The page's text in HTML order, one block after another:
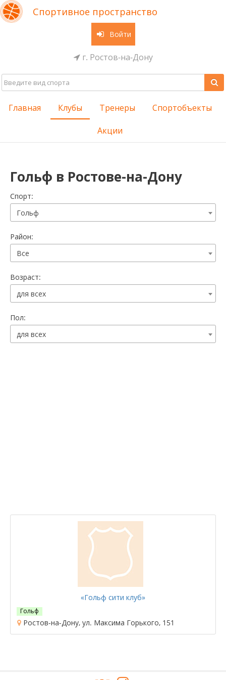
Спортивное пространство
Войти
г. Ростов-на-Дону
Главная Клубы Тренеры Спортобъекты
Акции
Гольф в Ростове-на-Дону
Cпорт:
Гольф
Район:
Все
Возраст:
для всех
Пол:
для всех
«Гольф сити клуб»
Гольф
Ростов-на-Дону, ул. Максима Горького, 151